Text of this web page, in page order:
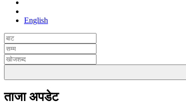
English
ताजा अपडेट